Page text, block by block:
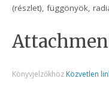
(részlet), függönyök,
Könyvjelzőkhöz Közvetlen